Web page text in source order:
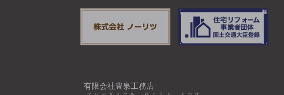
有限会社豊泉工務店